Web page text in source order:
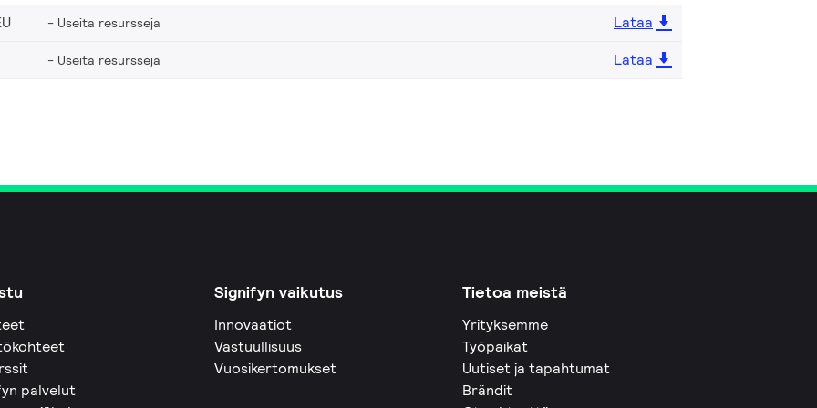
Useita resursseja Lataa
Useita resursseja Lataa
palvelut
Signifyn vaikutus
Innovaatiot
Vastuullisuus
Vuosikertomukset
Tietoa meistä
Yrityksemme
Työpaikat
Uutiset ja tapahtumat
Brändit